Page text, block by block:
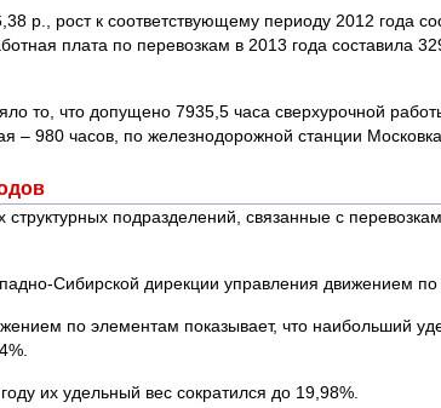
р., рост к соответствующему периоду 2012 года
плата по перевозкам в 2013 года составила
то, что допущено 7935,5 часа сверхурочной
– 980 часов, по железнодорожной станции
подразделений, связанные с
Сибирской дирекции управления движением по
по элементам показывает, что наибольший
их удельный вес сократился до 19,98%.